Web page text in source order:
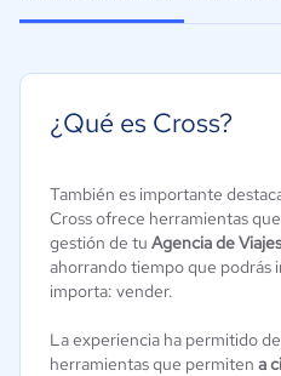
¿Qué es Cross?
También es importante
Cross ofrece herramientas
gestión de tu Agencia de
ahorrando tiempo que podrás
importa: vender.
La experiencia ha permitido
herramientas que permiten a